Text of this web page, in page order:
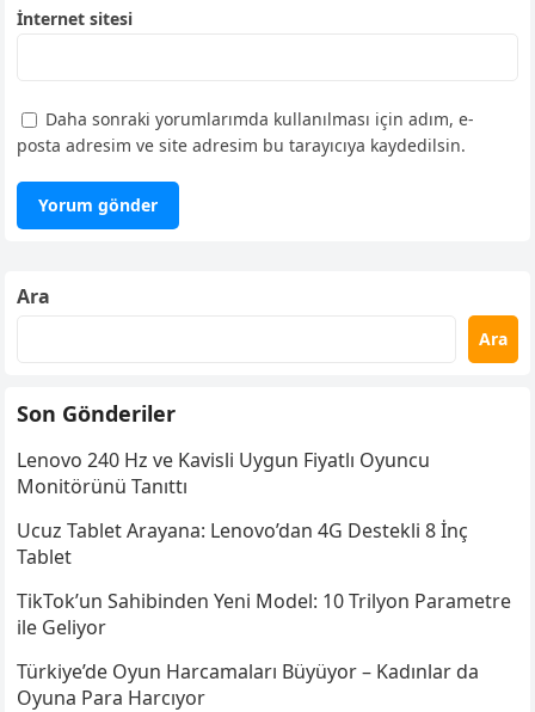
İnternet sitesi
Daha sonraki yorumlarımda kullanılması için adım, e-
posta adresim ve site adresim bu tarayıcıya kaydedilsin.
Ara
Ara
Son Gönderiler
Lenovo 240 Hz ve Kavisli Uygun Fiyatlı Oyuncu
Monitörünü Tanıttı
Ucuz Tablet Arayana: Lenovo’dan 4G Destekli 8 İnç
Tablet
TikTok’un Sahibinden Yeni Model: 10 Trilyon Parametre
ile Geliyor
Türkiye’de Oyun Harcamaları Büyüyor – Kadınlar da
Oyuna Para Harcıyor